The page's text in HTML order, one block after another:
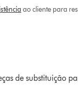
ao cliente para
de substituição